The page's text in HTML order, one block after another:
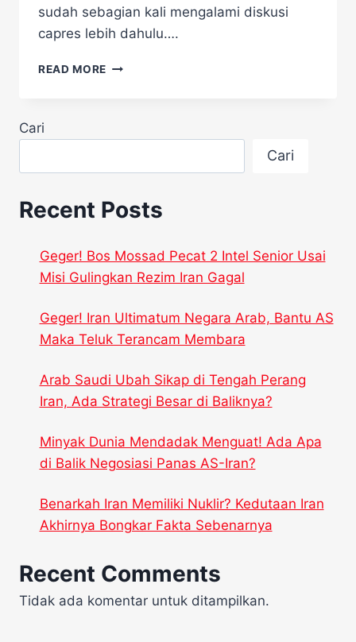
sudah sebagian kali mengalami diskusi
capres lebih dahulu….
READ MORE PRABOWO-
2024
Cari
Cari
Recent Posts
Geger! Bos Mossad Pecat 2 Intel Senior Usai
Misi Gulingkan Rezim Iran Gagal
Geger! Iran Ultimatum Negara Arab, Bantu AS
Maka Teluk Terancam Membara
Arab Saudi Ubah Sikap di Tengah Perang
Iran, Ada Strategi Besar di Baliknya?
Minyak Dunia Mendadak Menguat! Ada Apa
di Balik Negosiasi Panas AS-Iran?
Benarkah Iran Memiliki Nuklir? Kedutaan Iran
Akhirnya Bongkar Fakta Sebenarnya
Recent Comments
Tidak ada komentar untuk ditampilkan.